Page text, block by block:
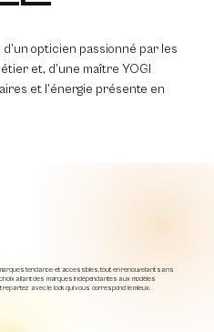
opticien passionné par les
et, d’une maître YOGI
et l’énergie présente en
tendance et accessibles, tout en renouvelant sans
allant des marques indépendantes aux modèles
avec le look qui vous correspond le mieux.